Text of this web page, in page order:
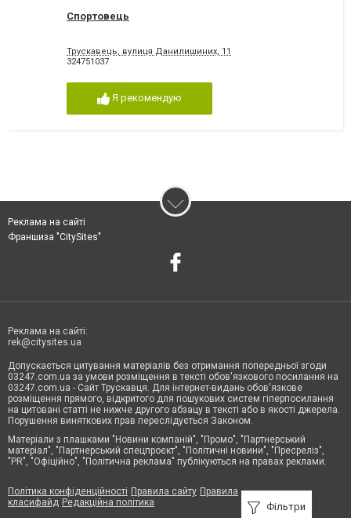
Спортовець
Трускавець, вулиця Данилишиних, 11
324751037
Я рекомендую
Фільтри
Реклама на сайті
Франшиза "CitySites"
Реклама на сайті:
rek@citysites.ua
Допускається цитування матеріалів без отримання попередньої згоди
03247.com.ua за умови розміщення в тексті обов'язкового посилання на
03247.com.ua - Сайт Трускавця. Для інтернет-видань обов'язкове
розміщення прямого, відкритого для пошукових систем гіперпосилання
на цитовані статті не нижче другого абзацу в тексті або в якості джерела.
Порушення виняткових прав переслідується Законом.
Матеріали з плашками "Новини компаній", "Промо", "Партнерський
матеріал", "Партнерський спецпроєкт", "Політичні новини", "Пресреліз",
"PR", "Офіційно", "Політична реклама" публікуються на правах реклами.
Політика конфіденційності Правила сайту Правила
класифайд Редакційна політика